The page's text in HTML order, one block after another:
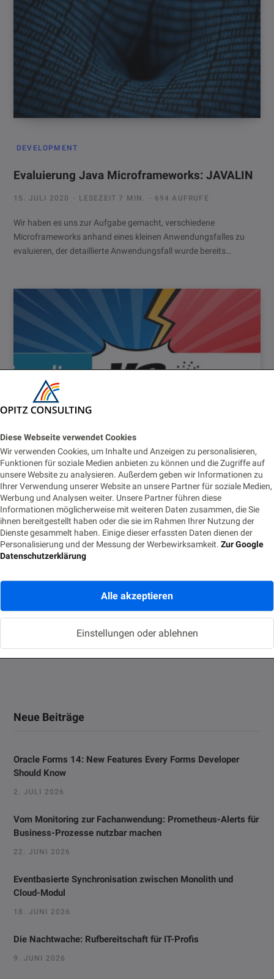
Diese Webseite verwendet Cookies
Wir verwenden Cookies, um Inhalte und Anzeigen zu personalisieren,
Funktionen für soziale Medien anbieten zu können und die Zugriffe auf
unsere Website zu analysieren. Außerdem geben wir Informationen zu
Ihrer Verwendung unserer Website an unsere Partner für soziale Medien,
Werbung und Analysen weiter. Unsere Partner führen diese
Informationen möglicherweise mit weiteren Daten zusammen, die Sie
ihnen bereitgestellt haben oder die sie im Rahmen Ihrer Nutzung der
Dienste gesammelt haben. Einige dieser erfassten Daten dienen der
Personalisierung und der Messung der Werbewirksamkeit. Zur Google
Datenschutzerklärung
Alle akzeptieren
Einstellungen oder ablehnen
DEVELOPMENT
Evaluierung Java Microframeworks: JAVALIN
15. JULI 2020 LESEZEIT 7 MIN. 694 AUFRUFE
Wir haben es uns zur Aufgabe gemacht, verschiedene
Microframeworks anhand eines kleinen Anwendungsfalles zu
evaluieren, der detaillierte Anwendungsfall wurde bereits…
DEVELOPMENT
Evaluierung Java Microframeworks – Setting
the scene
1. JULI 2020 LESEZEIT 2 MIN. 454 AUFRUFE
Neue Beiträge
Oracle Forms 14: New Features Every Forms Developer
Should Know
2. JULI 2026
Vom Monitoring zur Fachanwendung: Prometheus-Alerts für
Business-Prozesse nutzbar machen
22. JUNI 2026
Eventbasierte Synchronisation zwischen Monolith und
Cloud-Modul
18. JUNI 2026
Die Nachtwache: Rufbereitschaft für IT-Profis
9. JUNI 2026